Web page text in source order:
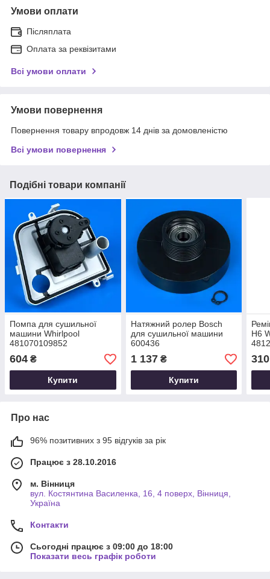
Умови оплати
Післяплата
Оплата за реквізитами
Всі умови оплати
Умови повернення
Повернення товару впродовж 14 днів за домовленістю
Всі умови повернення
Подібні товари компанії
Помпа для сушильної
машини Whirlpool
481070109852
604 ₴
Купити
Натяжний ролер Bosch
для сушильної машини
600436
1 137₴
Купити
H6
для
310
Про нас
96% позитивних з 95 відгуків за рік
Працює з 28.10.2016
м. Вінниця
вул. Костянтина Василенка, 16, 4 поверх, Вінниця,
Україна
Контакти
Сьогодні працює з 09:00 до 18:00
Показати весь графік роботи